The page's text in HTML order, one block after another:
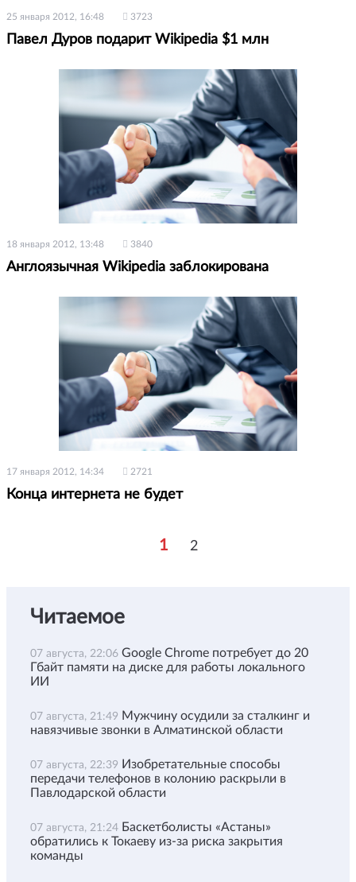
25 января 2012, 16:48 3723
Павел Дуров подарит Wikipedia $1 млн
18 января 2012, 13:48 3840
Англоязычная Wikipedia заблокирована
17 января 2012, 14:34 2721
Конца интернета не будет
1 2
Читаемое
07 августа, 22:06 Google Chrome потребует до 20
Гбайт памяти на диске для работы локального
ИИ
07 августа, 21:49 Мужчину осудили за сталкинг и
навязчивые звонки в Алматинской области
07 августа, 22:39 Изобретательные способы
передачи телефонов в колонию раскрыли в
Павлодарской области
07 августа, 21:24 Баскетболисты «Астаны»
обратились к Токаеву из-за риска закрытия
команды